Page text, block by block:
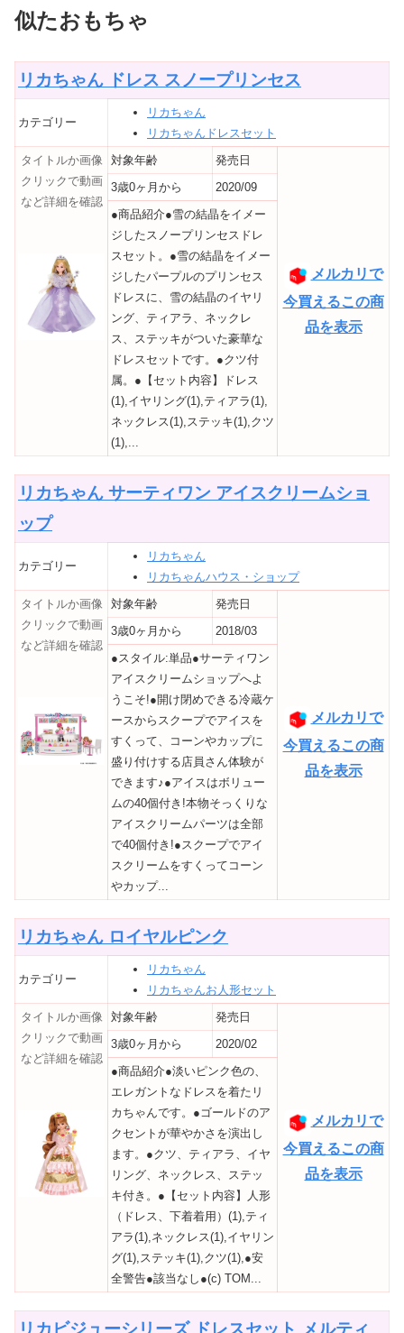
似たおもちゃ
リカちゃん ドレス スノープリンセス
カテゴリー
リカちゃん
リカちゃんドレスセット
タイトルか画像
クリックで動画
など詳細を確認
対象年齢 発売日
メルカリで
今買えるこの商
品を表示
3歳0ヶ月から
2020/09
●商品紹介●雪の結晶をイメー
ジしたスノープリンセスドレ
スセット。●雪の結晶をイメー
ジしたパープルのプリンセス
ドレスに、雪の結晶のイヤリ
ング、ティアラ、ネックレ
ス、ステッキがついた豪華な
ドレスセットです。●クツ付
属。●【セット内容】ドレス
(1),イヤリング(1),ティアラ(1),
ネックレス(1),ステッキ(1),クツ
(1),...
リカちゃん サーティワン アイスクリームショ
ップ
カテゴリー
リカちゃん
リカちゃんハウス・ショップ
タイトルか画像
クリックで動画
など詳細を確認
対象年齢 発売日
メルカリで
今買えるこの商
品を表示
3歳0ヶ月から
2018/03
●スタイル:単品●サーティワン
アイスクリームショップへよ
うこそ!●開け閉めできる冷蔵ケ
ースからスクープでアイスを
すくって、コーンやカップに
盛り付けする店員さん体験が
できます♪●アイスはボリュー
ムの40個付き!本物そっくりな
アイスクリームパーツは全部
で40個付き!●スクープでアイ
スクリームをすくってコーン
やカップ...
リカちゃん ロイヤルピンク
カテゴリー
リカちゃん
リカちゃんお人形セット
タイトルか画像
クリックで動画
など詳細を確認
対象年齢 発売日
メルカリで
今買えるこの商
品を表示
3歳0ヶ月から
2020/02
●商品紹介●淡いピンク色の、
エレガントなドレスを着たリ
カちゃんです。●ゴールドのア
クセントが華やかさを演出し
ます。●クツ、ティアラ、イヤ
リング、ネックレス、ステッ
キ付き。●【セット内容】人形
（ドレス、下着着用）(1),ティ
アラ(1),ネックレス(1),イヤリン
グ(1),ステッキ(1),クツ(1),●安
全警告●該当なし●(c) TOM...